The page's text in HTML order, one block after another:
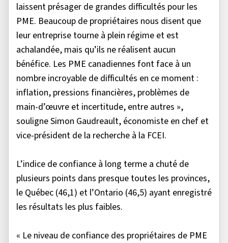
laissent présager de grandes difficultés pour les
PME. Beaucoup de propriétaires nous disent que
leur entreprise tourne à plein régime et est
achalandée, mais qu’ils ne réalisent aucun
bénéfice. Les PME canadiennes font face à un
nombre incroyable de difficultés en ce moment :
inflation, pressions financières, problèmes de
main-d’œuvre et incertitude, entre autres »,
souligne Simon Gaudreault, économiste en chef et
vice-président de la recherche à la FCEI.
L’indice de confiance à long terme a chuté de
plusieurs points dans presque toutes les provinces,
le Québec (46,1) et l’Ontario (46,5) ayant enregistré
les résultats les plus faibles.
« Le niveau de confiance des propriétaires de PME